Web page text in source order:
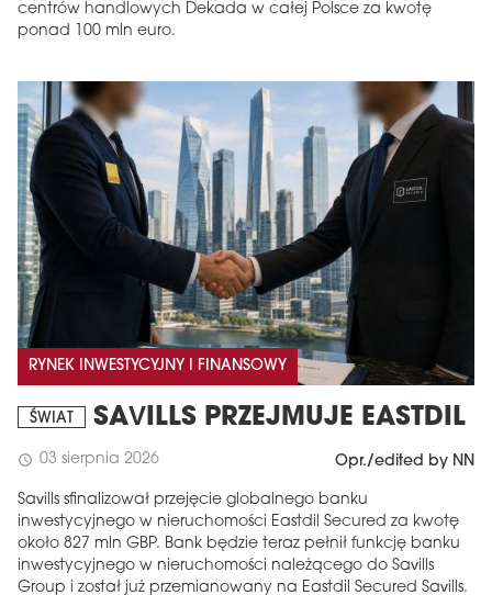
centrów handlowych Dekada w całej Polsce za kwotę
ponad 100 mln euro.
RYNEK INWESTYCYJNY I FINANSOWY
ŚWIAT SAVILLS PRZEJMUJE EASTDIL
schedule 03 sierpnia 2026 Opr./edited by NN
Savills sfinalizował przejęcie globalnego banku
inwestycyjnego w nieruchomości Eastdil Secured za kwotę
około 827 mln GBP. Bank będzie teraz pełnił funkcję banku
inwestycyjnego w nieruchomości należącego do Savills
Group i został już przemianowany na Eastdil Secured Savills.